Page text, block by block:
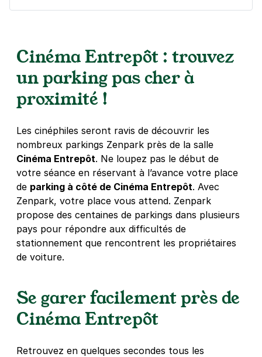
115 rue du Château
75014Paris
4,5(434 avis)
4 €/heure, 29 €/jour,76 €/semaine
+ Abonnements disponibles
Paris - Pernety - SAEMES
2 rue Didot
75014 Paris
4,6(781 avis)
3,92 €
103,04 €/semaine
(tarifs dégressifs)
Gare Montparnasse - Cimetière du
Montparnasse - Paris 14
75014Paris
Cinéma Entrepôt : trouvez
un parking pas cher à
proximité !
Les cinéphiles seront ravis de découvrir les
nombreux parkings Zenpark près de la salle
Cinéma Entrepôt. Ne loupez pas le début de
votre séance en réservant à l’avance votre place
de parking à côté de Cinéma Entrepôt. Avec
Zenpark, votre place vous attend. Zenpark
propose des centaines de parkings dans plusieurs
pays pour répondre aux difficultés de
stationnement que rencontrent les propriétaires
de voiture.
Se garer facilement près de
Cinéma Entrepôt
Retrouvez en quelques secondes tous les